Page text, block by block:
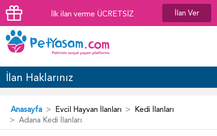
İlk ilan verme ÜCRETSİZ İlan Ver
İlan Haklarınız
Anasayfa Evcil Hayvan İlanları
Kedi İlanları
Adana Kedi İlanları